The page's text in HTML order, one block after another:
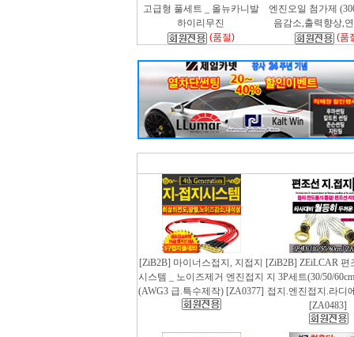
고급형 풀세트 _ 올뉴카니발
하이리무진
(품절)
엔진오일 첨가제
음감소,출력향상,
(품
[ZiB2B] 마이너스접지, 지접지
시스템 _ 노이즈제거 엔진접지
(AWG3 급.특수제작) [ZA0377]
[ZiB2B] ZEiLCAR 편
지 3P세트(30/50/
접지.엔진접지.라디
[ZA0483]